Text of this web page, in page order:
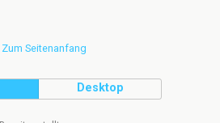
Zum Seitenanfang
Desktop